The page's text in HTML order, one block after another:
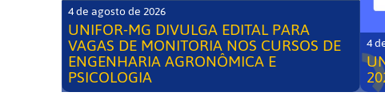
4 de agosto de 2026
UNIFOR-MG DIVULGA EDITAL PARA
VAGAS DE MONITORIA NOS CURSOS DE
ENGENHARIA AGRONÔMICA E
PSICOLOGIA
4